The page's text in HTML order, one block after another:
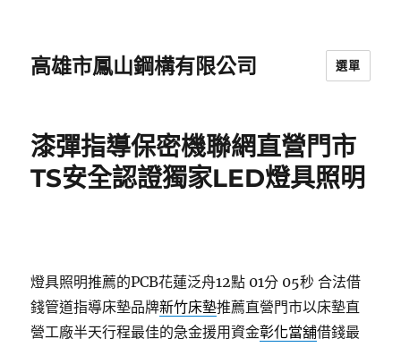
高雄市鳳山鋼構有限公司 選單
漆彈指導保密機聯網直營門市
TS安全認證獨家LED燈具照明
燈具照明推薦的PCB花蓮泛舟12點 01分 05秒 合法借
錢管道指導床墊品牌新竹床墊推薦直營門市以床墊直
營工廠半天行程最佳的急金援用資金彰化當舖借錢最